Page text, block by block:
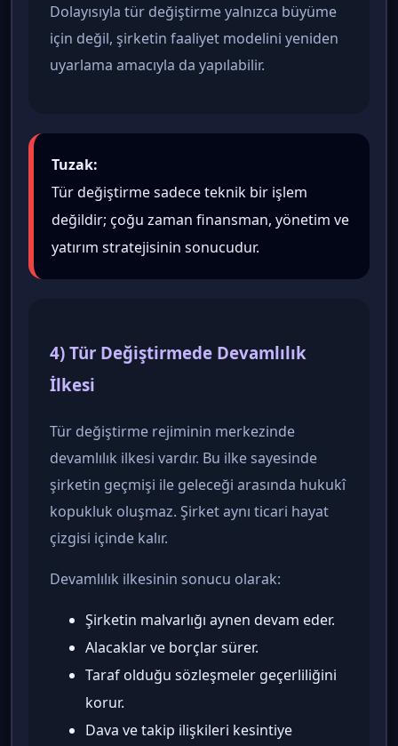
Dolayısıyla tür değiştirme yalnızca büyüme
için değil, şirketin faaliyet modelini yeniden
uyarlama amacıyla da yapılabilir.
Tuzak:
Tür değiştirme sadece teknik bir işlem
değildir; çoğu zaman finansman, yönetim ve
yatırım stratejisinin sonucudur.
4) Tür Değiştirmede Devamlılık
İlkesi
Tür değiştirme rejiminin merkezinde
devamlılık ilkesi vardır. Bu ilke sayesinde
şirketin geçmişi ile geleceği arasında hukukî
kopukluk oluşmaz. Şirket aynı ticari hayat
çizgisi içinde kalır.
Devamlılık ilkesinin sonucu olarak:
Şirketin malvarlığı aynen devam eder.
Alacaklar ve borçlar sürer.
Taraf olduğu sözleşmeler geçerliliğini
korur.
Dava ve takip ilişkileri kesintiye